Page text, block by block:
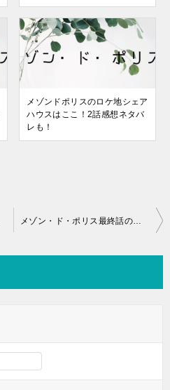
メゾンドポリスのロケ地シェア
ハウスはここ！2話感想ネタバ
レも！
メゾン・ド・ポリス最終話の感想とネタバレ！竜星涼の瀬川草介が良い役！